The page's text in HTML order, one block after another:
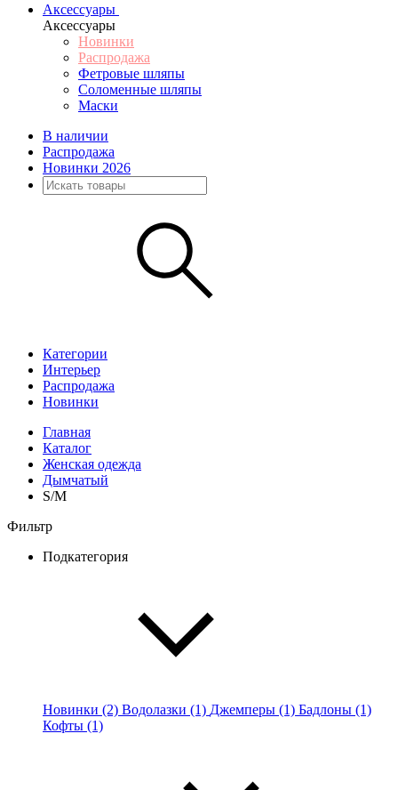
Аксессуары
Аксессуары
Новинки
Распродажа
Фетровые шляпы
Соломенные шляпы
Маски
В наличии
Распродажа
Новинки 2026
Категории
Интерьер
Распродажа
Новинки
Главная
Каталог
Женская одежда
Дымчатый
S/M
Фильтр
Подкатегория
Новинки (2) Водолазки (1) Джемперы (1) Бадлоны (1)
Кофты (1)